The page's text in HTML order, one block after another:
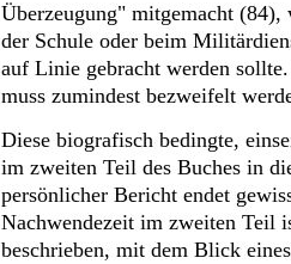
Überzeugung" mitgemacht
der Schule oder beim
auf Linie gebracht werden
muss zumindest bezweifelt
Diese biografisch bedingte,
im zweiten Teil des Buches in
persönlicher Bericht endet
Nachwendezeit im zweiten Teil
beschrieben, mit dem Blick